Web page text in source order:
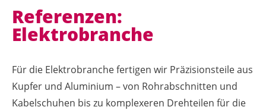
Referenzen:
Elektrobranche
Für die Elektrobranche fertigen wir Präzisionsteile aus
Kupfer und Aluminium – von Rohrabschnitten und
Kabelschuhen bis zu komplexeren Drehteilen für die